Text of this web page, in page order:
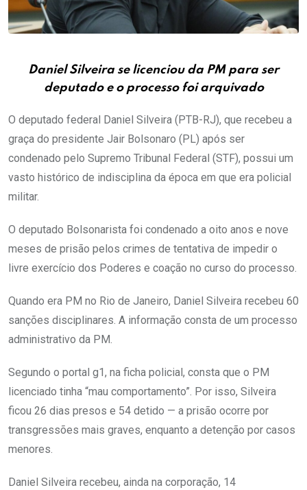
Daniel Silveira se licenciou da PM para ser
deputado e o processo foi arquivado
O deputado federal Daniel Silveira (PTB-RJ), que recebeu a
graça do presidente Jair Bolsonaro (PL) após ser
condenado pelo Supremo Tribunal Federal (STF), possui um
vasto histórico de indisciplina da época em que era policial
militar.
O deputado Bolsonarista foi condenado a oito anos e nove
meses de prisão pelos crimes de tentativa de impedir o
livre exercício dos Poderes e coação no curso do processo.
Quando era PM no Rio de Janeiro, Daniel Silveira recebeu 60
sanções disciplinares. A informação consta de um processo
administrativo da PM.
Segundo o portal g1, na ficha policial, consta que o PM
licenciado tinha “mau comportamento”. Por isso, Silveira
ficou 26 dias presos e 54 detido — a prisão ocorre por
transgressões mais graves, enquanto a detenção por casos
menores.
Daniel Silveira recebeu, ainda na corporação, 14